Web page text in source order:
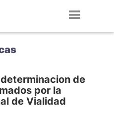
de
por la
de Vialidad